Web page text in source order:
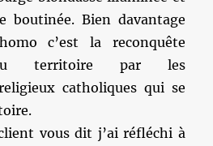
boutinée. Bien davantage
c’est la reconquête
du territoire par les
catholiques qui se
vous dit j’ai réfléchi à